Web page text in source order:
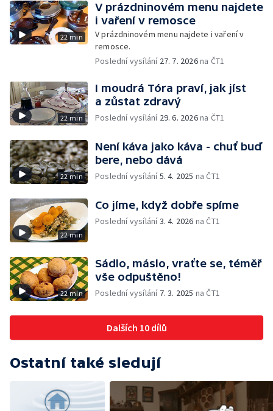
22 min
V prázdninovém menu najdete
i vaření v remosce
V prázdninovém menu najdete i vaření v
remosce.
Poslední vysílání 27. 7. 2026na ČT1
22 min
I moudrá Tóra praví, jak jíst
a zůstat zdravý
Poslední vysílání 29. 6. 2026na ČT1
22 min
Není káva jako káva - chuť buď
bere, nebo dává
Poslední vysílání5. 4. 2025 na ČT1
22 min
Co jíme, když dobře spíme
Poslední vysílání3. 4. 2026 na ČT1
22 min
Sádlo, máslo, vraťte se, téměř
vše odpuštěno!
Poslední vysílání 7. 3. 2025 na ČT1
Dalších 10 dílů
Ostatní také sledují